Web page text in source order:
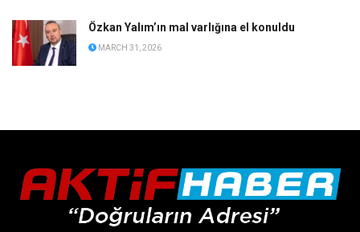
Özkan Yalım’ın mal varlığına el konuldu
MARCH 31, 2026